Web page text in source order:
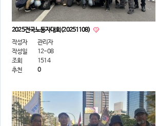
2025전국노동자대회(20251108)
작성자
관리자
작성일
12-08
조회
1514
추천
0